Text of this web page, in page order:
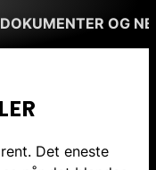
DOKUMENTER OG
Det eneste